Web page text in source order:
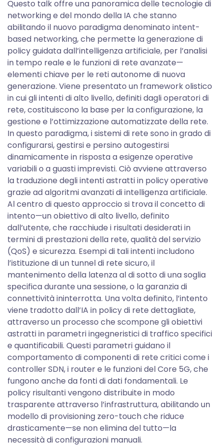
Questo talk offre una panoramica delle tecnologie di
networking e del mondo della IA che stanno
abilitando il nuovo paradigma denominato intent-
based networking, che permette la generazione di
policy guidata dall’intelligenza artificiale, per l’analisi
in tempo reale e le funzioni di rete avanzate—
elementi chiave per le reti autonome di nuova
generazione. Viene presentato un framework olistico
in cui gli intenti di alto livello, definiti dagli operatori di
rete, costituiscono la base per la configurazione, la
gestione e l’ottimizzazione automatizzate della rete.
In questo paradigma, i sistemi di rete sono in grado di
configurarsi, gestirsi e persino autogestirsi
dinamicamente in risposta a esigenze operative
variabili o a guasti imprevisti. Ciò avviene attraverso
la traduzione degli intenti astratti in policy operative
grazie ad algoritmi avanzati di intelligenza artificiale.
Al centro di questo approccio si trova il concetto di
intento—un obiettivo di alto livello, definito
dall’utente, che racchiude i risultati desiderati in
termini di prestazioni della rete, qualità del servizio
(QoS) e sicurezza. Esempi di tali intenti includono
l’istituzione di un tunnel di rete sicuro, il
mantenimento della latenza al di sotto di una soglia
specifica durante una sessione, o la garanzia di
connettività ininterrotta. Una volta definito, l’intento
viene tradotto dall’IA in policy di rete dettagliate,
attraverso un processo che scompone gli obiettivi
astratti in parametri ingegneristici di traffico specifici
e quantificabili. Questi parametri guidano il
comportamento di componenti di rete critici come i
controller SDN, i router e le funzioni del Core 5G, che
fungono anche da fonti di dati fondamentali. Le
policy risultanti vengono distribuite in modo
trasparente attraverso l’infrastruttura, abilitando un
modello di provisioning zero-touch che riduce
drasticamente—se non elimina del tutto—la
necessità di configurazioni manuali.